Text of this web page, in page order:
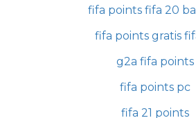
fifa points fifa 20
fifa points gratis
g2a fifa points
fifa points pc
fifa 21 points